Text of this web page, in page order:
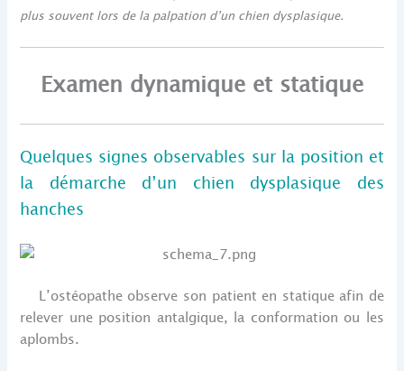
plus souvent lors de la palpation d’un chien dysplasique.
Examen dynamique et statique
Quelques signes observables sur la position et
la démarche d’un chien dysplasique des
hanches
L’ostéopathe observe son patient en statique afin de
relever une position antalgique, la conformation ou les
aplombs.